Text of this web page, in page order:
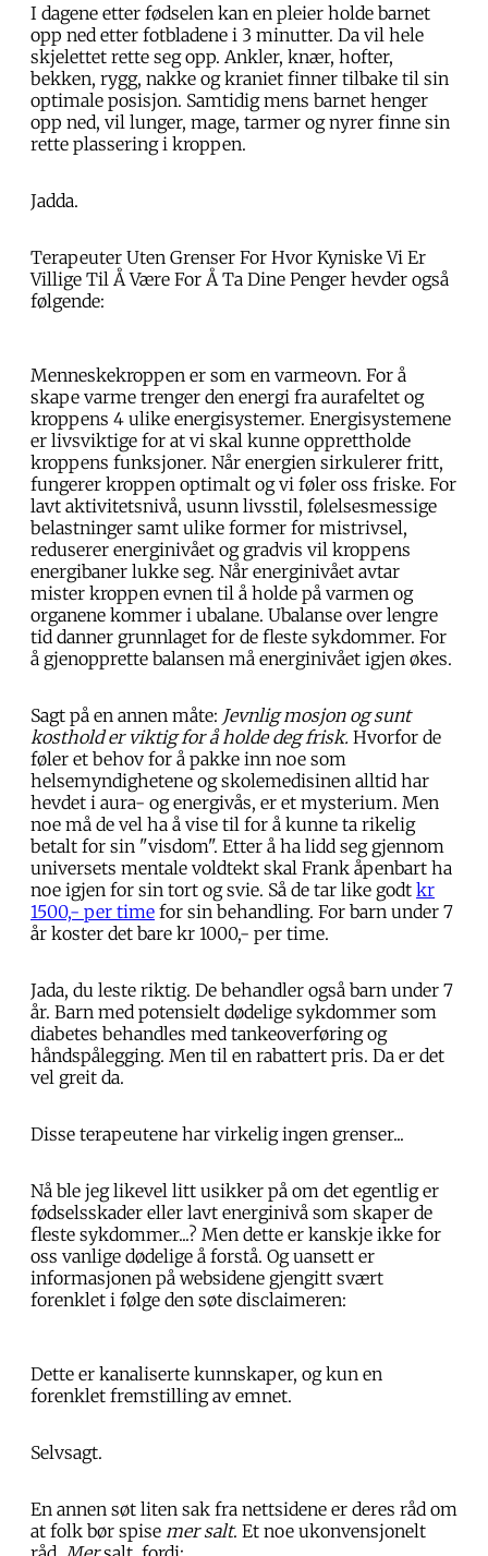
I dagene etter fødselen kan en pleier holde barnet
opp ned etter fotbladene i 3 minutter. Da vil hele
skjelettet rette seg opp. Ankler, knær, hofter,
bekken, rygg, nakke og kraniet finner tilbake til sin
optimale posisjon. Samtidig mens barnet henger
opp ned, vil lunger, mage, tarmer og nyrer finne sin
rette plassering i kroppen.
Jadda.
Terapeuter Uten Grenser For Hvor Kyniske Vi Er
Villige Til Å Være For Å Ta Dine Penger hevder også
følgende:
Menneskekroppen er som en varmeovn. For å
skape varme trenger den energi fra aurafeltet og
kroppens 4 ulike energisystemer. Energisystemene
er livsviktige for at vi skal kunne opprettholde
kroppens funksjoner. Når energien sirkulerer fritt,
fungerer kroppen optimalt og vi føler oss friske. For
lavt aktivitetsnivå, usunn livsstil, følelsesmessige
belastninger samt ulike former for mistrivsel,
reduserer energinivået og gradvis vil kroppens
energibaner lukke seg. Når energinivået avtar
mister kroppen evnen til å holde på varmen og
organene kommer i ubalane. Ubalanse over lengre
tid danner grunnlaget for de fleste sykdommer. For
å gjenopprette balansen må energinivået igjen økes.
Sagt på en annen måte: Jevnlig mosjon og sunt
kosthold er viktig for å holde deg frisk. Hvorfor de
føler et behov for å pakke inn noe som
helsemyndighetene og skolemedisinen alltid har
hevdet i aura- og energivås, er et mysterium. Men
noe må de vel ha å vise til for å kunne ta rikelig
betalt for sin "visdom". Etter å ha lidd seg gjennom
universets mentale voldtekt skal Frank åpenbart ha
noe igjen for sin tort og svie. Så de tar like godt kr
1500,- per time for sin behandling. For barn under 7
år koster det bare kr 1000,- per time.
Jada, du leste riktig. De behandler også barn under 7
år. Barn med potensielt dødelige sykdommer som
diabetes behandles med tankeoverføring og
håndspålegging. Men til en rabattert pris. Da er det
vel greit da.
Disse terapeutene har virkelig ingen grenser...
Nå ble jeg likevel litt usikker på om det egentlig er
fødselsskader eller lavt energinivå som skaper de
fleste sykdommer...? Men dette er kanskje ikke for
oss vanlige dødelige å forstå. Og uansett er
informasjonen på websidene gjengitt svært
forenklet i følge den søte disclaimeren:
Dette er kanaliserte kunnskaper, og kun en
forenklet fremstilling av emnet.
Selvsagt.
En annen søt liten sak fra nettsidene er deres råd om
at folk bør spise mer salt. Et noe ukonvensjonelt